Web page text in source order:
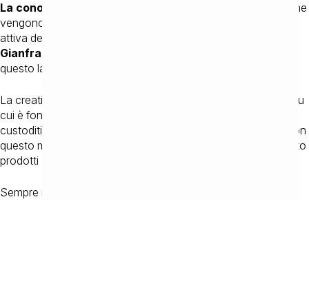
La conoscenza, la creatività e l’impegno
sono qualità che
vengono coltivate e custodite con attenzione, sono parte
attiva degli insegnamenti che ci ha lasciato nostro padre
Gianfranco Mora Senior
questo lavoro.
La creatività e la cura dei dettagli sono valori imprescindibili su
cui è fondata
custoditi con molta attenzione, perché crediamo che solo con
questo modus operandi si possa offrire ad un pubblico attento
prodotti all’altezza delle aspettative.
Sempre nel rispetto del